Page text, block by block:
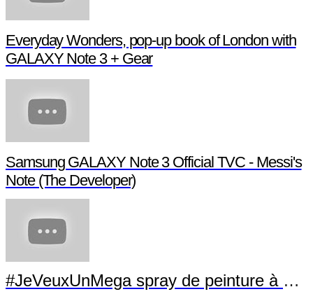
Samsung Galaxy Gear - Pub TV
Introducing Samsung GALAXY Note 10.1 (2014 Edition)
Everyday Wonders, pop-up book of London with
GALAXY Note 3 + Gear